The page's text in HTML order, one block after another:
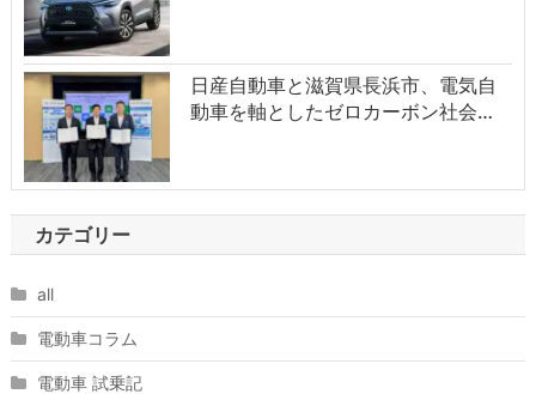
日産自動車と滋賀県長浜市、電気自
動車を軸としたゼロカーボン社会…
カテゴリー
all
電動車コラム
電動車 試乗記